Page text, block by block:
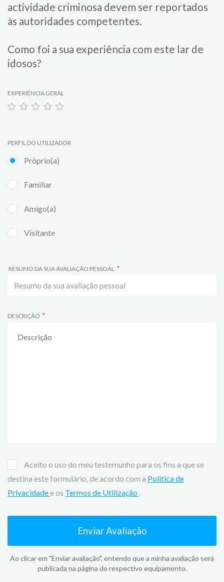
actividade criminosa devem ser reportados
às autoridades competentes.
Como foi a sua experiência com este lar de
idosos?
EXPERIÊNCIA GERAL
PERFIL DO UTILIZADOR
Próprio(a)
Familiar
Amigo(a)
Visitante
RESUMO DA SUA AVALIAÇÃO PESSOAL
DESCRIÇÃO
Aceito o uso do meu testemunho para os fins a que se
destina este formulário, de acordo com a Politica de
Privacidadee os Termos de Utilização .
Enviar Avaliação
Ao clicar em "Enviar avaliação", entendo que a minha avaliação será
publicada na página do respectivo equipamento.